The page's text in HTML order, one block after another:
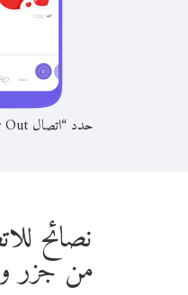
حدد “اتصال Viber Out” من عنوان المحادثة
نصائح
من جزر